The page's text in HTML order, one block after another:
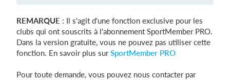
REMARQUE : Il s'agit d'une fonction exclusive pour les
clubs qui ont souscrits à l'abonnement SportMember PRO.
Dans la version gratuite, vous ne pouvez pas utiliser cette
fonction. En savoir plus surSportMember PRO
Pour toute demande, vous pouvez nous contacter par